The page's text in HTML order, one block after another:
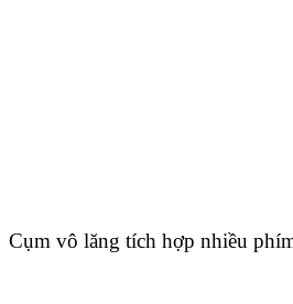
Cụm vô lăng tích hợp nhiều